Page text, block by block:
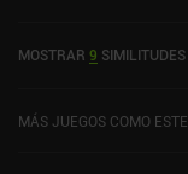
MOSTRAR 9 SIMILITUDES
MÁS JUEGOS COMO ESTE